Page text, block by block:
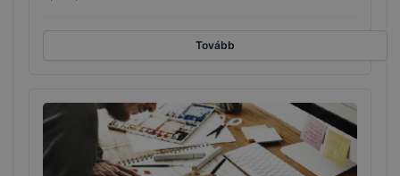
Tovább